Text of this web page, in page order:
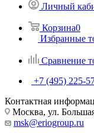
Личный
Корзина0
Избранные
Сравнение
+7 (495) 225-
Контактная
Москва, ул.
msk@eriogroup.ru